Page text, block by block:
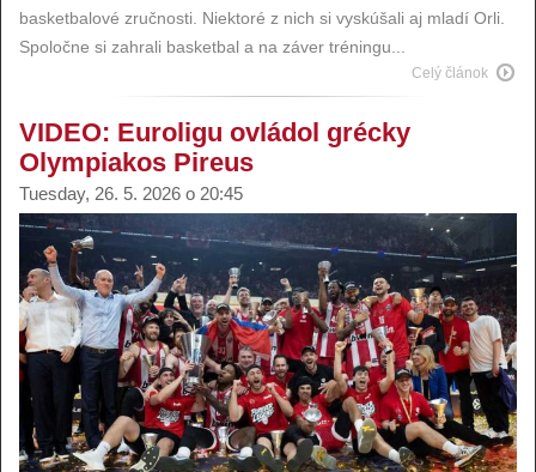
basketbalové zručnosti. Niektoré z nich si vyskúšali aj mladí Orli.
Spoločne si zahrali basketbal a na záver tréningu...
Celý článok
VIDEO: Euroligu ovládol grécky
Olympiakos Pireus
Tuesday, 26. 5. 2026 o 20:45